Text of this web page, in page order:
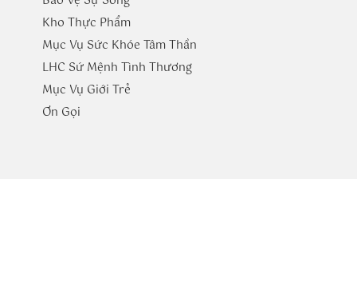
Kho Thực Phẩm
Mục Vụ Sức Khóe Tâm Thần
LHC Sứ Mệnh Tình Thương
Mục Vụ Giới Trẻ
​Ơn Gọi